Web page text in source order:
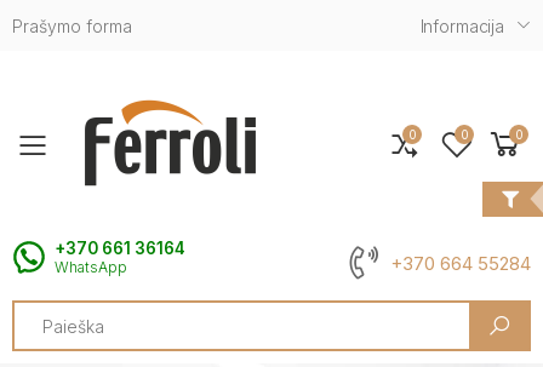
Prašymo forma Informacija
Toggle mobile menu
+370 661 36164
WhatsApp +370 664 55284
Search
0 0 0